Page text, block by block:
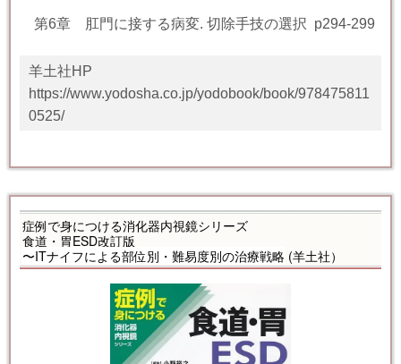
第6章 肛門に接する病変. 切除手技の選択 p294-299
羊土社HP
https://www.yodosha.co.jp/yodobook/book/978475811
0525/
症例で身につける消化器内視鏡シリーズ
食道・胃ESD改訂版
〜ITナイフによる部位別・難易度別の治療戦略 (羊土社）